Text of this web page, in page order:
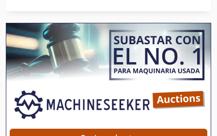
Generador De
Generadores De
Herramienta De Máquina
Herramienta De Ranurado
Herramientas De Corte
Herramientas De Fresado